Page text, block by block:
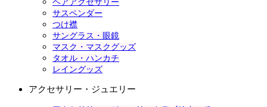
ヘアアクセサリー
サスペンダー
つけ襟
サングラス・眼鏡
マスク・マスクグッズ
タオル・ハンカチ
レイングッズ
アクセサリー・ジュエリー